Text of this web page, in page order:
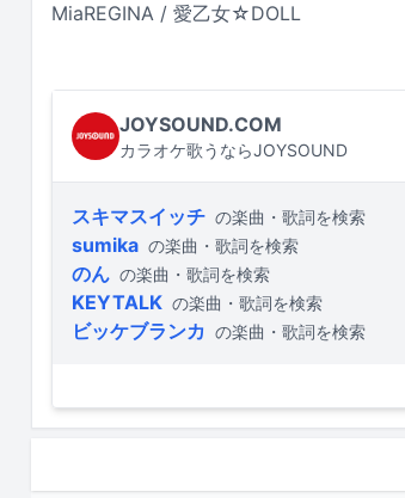
MiaREGINA / 愛乙女☆DOLL
JOYSOUND.COM
カラオケ歌うならJOYSOUND
スキマスイッチ の楽曲・歌詞を検索
sumika の楽曲・歌詞を検索
のん の楽曲・歌詞を検索
KEYTALK の楽曲・歌詞を検索
ビッケブランカ の楽曲・歌詞を検索